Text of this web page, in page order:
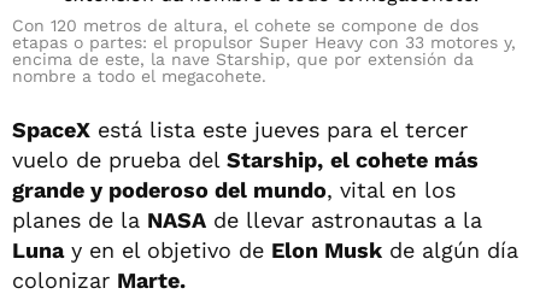
Con 120 metros de altura, el cohete se compone de dos
etapas o partes: el propulsor Super Heavy con 33 motores y,
encima de este, la nave Starship, que por extensión da
nombre a todo el megacohete.
SpaceX está lista este jueves para el tercer
vuelo de prueba del Starship, el cohete más
grande y poderoso del mundo, vital en los
planes de la NASA de llevar astronautas a la
Lunay en el objetivo de Elon Musk de algún día
colonizar Marte.